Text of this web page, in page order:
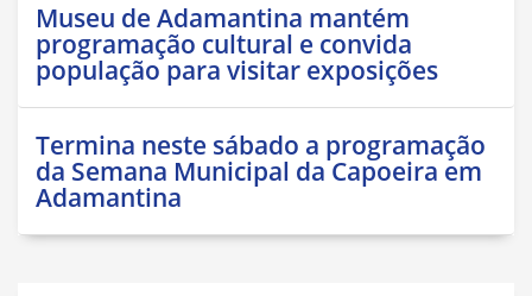
Museu de Adamantina mantém
programação cultural e convida
população para visitar exposições
Termina neste sábado a programação
da Semana Municipal da Capoeira em
Adamantina